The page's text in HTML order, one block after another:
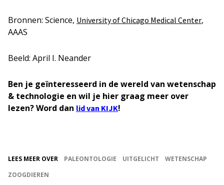
Bronnen: Science, University of Chicago Medical Center,
AAAS
Beeld: April I. Neander
Ben je geïnteresseerd in de wereld van wetenschap
& technologie en wil je hier graag meer over
lezen? Word dan lid van KIJK!
LEES MEER OVER PALEONTOLOGIE UITGELICHT
WETENSCHAP
ZOOGDIEREN